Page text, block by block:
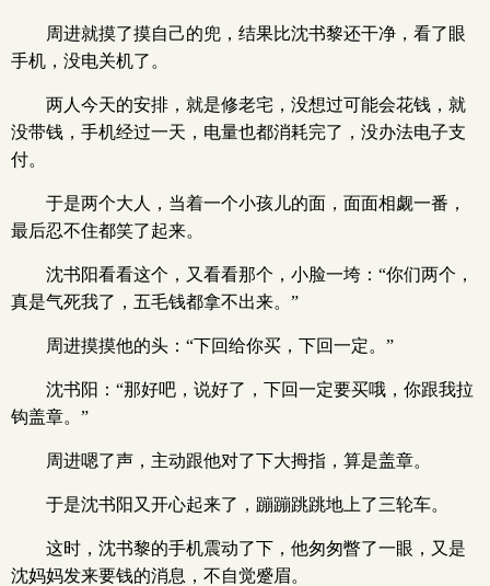
周进就摸了摸自己的兜，结果比沈书黎还干净，看了眼
手机，没电关机了。
两人今天的安排，就是修老宅，没想过可能会花钱，就
没带钱，手机经过一天，电量也都消耗完了，没办法电子支
付。
于是两个大人，当着一个小孩儿的面，面面相觑一番，
最后忍不住都笑了起来。
沈书阳看看这个，又看看那个，小脸一垮：“你们两个，
真是气死我了，五毛钱都拿不出来。”
周进摸摸他的头：“下回给你买，下回一定。”
沈书阳：“那好吧，说好了，下回一定要买哦，你跟我拉
钩盖章。”
周进嗯了声，主动跟他对了下大拇指，算是盖章。
于是沈书阳又开心起来了，蹦蹦跳跳地上了三轮车。
这时，沈书黎的手机震动了下，他匆匆瞥了一眼，又是
沈妈妈发来要钱的消息，不自觉蹙眉。